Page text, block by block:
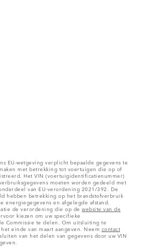
EU-wetgeving verplicht bepaalde gegevens te
met betrekking tot voertuigen die op of
Het VIN (voertuigidentificatienummer)
moeten worden gedeeld met
van EU-verordening 2021/392. De
hebben betrekking op het brandstofverbruik
energiegegevens en afgelegde afstand.
de verordening die op dewebsite van de
kiezen om uw specifieke
Commissie te delen. Om uitsluiting te
einde van maart aangeven. Neem contact
van het delen van gegevens door uw VIN